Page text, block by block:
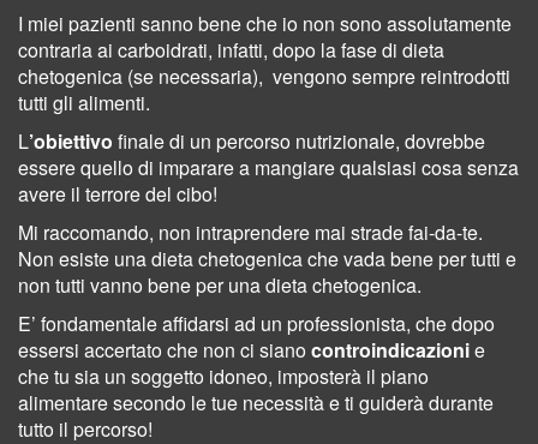
I miei pazienti sanno bene che io non sono assolutamente
contraria ai carboidrati, infatti, dopo la fase di dieta
chetogenica (se necessaria), vengono sempre reintrodotti
tutti gli alimenti.
L’obiettivo finale di un percorso nutrizionale, dovrebbe
essere quello di imparare a mangiare qualsiasi cosa senza
avere il terrore del cibo!
Mi raccomando, non intraprendere mai strade fai-da-te.
Non esiste una dieta chetogenica che vada bene per tutti e
non tutti vanno bene per una dieta chetogenica.
E’ fondamentale affidarsi ad un professionista, che dopo
essersi accertato che non ci siano controindicazionie
che tu sia un soggetto idoneo, imposterà il piano
alimentare secondo le tue necessità e ti guiderà durante
tutto il percorso!